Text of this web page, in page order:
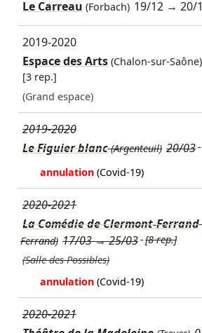
Le Carreau (Forbach) 19/12 →20/
2019-2020
Espace des Arts(Chalon-sur-Saône)
[3 rep.]
(Grand espace)
2019-2020
Le Figuier blanc(Argenteuil) 20/03
annulation (Covid-19)
2020-2021
La Comédie de Clermont-Ferrand
Ferrand) 17/03→25/03 [8 rep.]
(Salle des Possibles)
annulation (Covid-19)
2020-2021